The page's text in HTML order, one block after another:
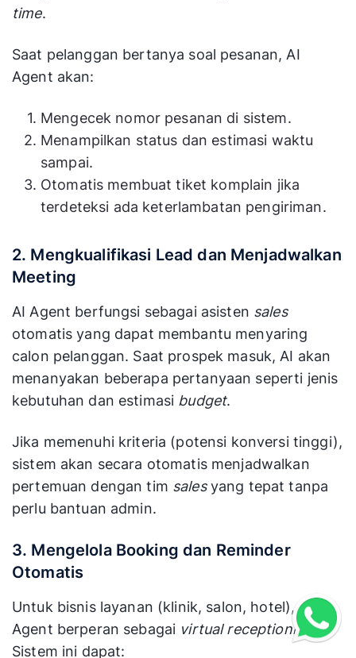
time.
Saat pelanggan bertanya soal pesanan, AI
Agent akan:
Mengecek nomor pesanan di sistem.
Menampilkan status dan estimasi waktu
sampai.
Otomatis membuat tiket komplain jika
terdeteksi ada keterlambatan pengiriman.
2. Mengkualifikasi Lead dan Menjadwalkan
Meeting
AI Agent berfungsi sebagai asisten sales
otomatis yang dapat membantu menyaring
calon pelanggan. Saat prospek masuk, AI akan
menanyakan beberapa pertanyaan seperti jenis
kebutuhan dan estimasi budget.
Jika memenuhi kriteria (potensi konversi tinggi),
sistem akan secara otomatis menjadwalkan
pertemuan dengan tim salesyang tepat tanpa
perlu bantuan admin.
3. Mengelola Booking dan Reminder
Otomatis
Untuk bisnis layanan (klinik, salon, hotel), AI
Agent berperan sebagai virtual receptionist .
Sistem ini dapat: